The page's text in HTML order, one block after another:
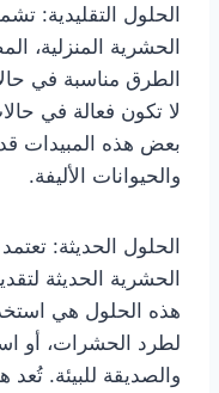
الحلول التقليدية:
الحشرية المنزلية،
الطرق مناسبة في
لا تكون فعالة في
بعض هذه المبيدات
والحيوانات الأليفة.
الحلول الحديثة:
الحشرية الحديثة
هذه الحلول هي
لطرد الحشرات، أو
والصديقة للبيئة.